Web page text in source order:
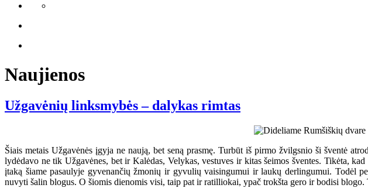
Naujienos
Užgavėnių linksmybės – dalykas rimtas
Šiais metais Užgavėnės įgyja ne naują, bet seną prasmę. Turbūt iš pirmo žvilgsnio ši šventė
lydėdavo ne tik Užgavėnes, bet ir Kalėdas, Velykas, vestuves ir kitas šeimos šventes. Tikėta,
įtaką šiame pasaulyje gyvenančių žmonių ir gyvulių vaisingumui ir laukų derlingumui. Todėl
nuvyti šalin blogus. O šiomis dienomis visi, taip pat ir ratilliokai, ypač trokšta gero ir bodisi